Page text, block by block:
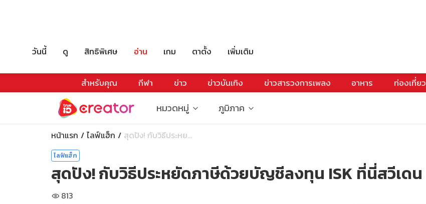
วันนี้ ดู สิทธิพิเศษ อ่าน เกม ตาตั้ง เพิ่มเติม
สำหรับคุณ กีฬา ข่าว ข่าวบันเทิง ข่าวสารวงการเพลง อาหาร ท่องเที่ยว
หมวดหมู่ ภูมิภาค
หน้าแรก ไลฟ์แฮ็ก สุดปัง! กับวิธีประหย...
ไลฟ์แฮ็ก
สุดปัง! กับวิธีประหยัดภาษีด้วยบัญชีลงทุน ISK ที่นี่สวีเดน
813